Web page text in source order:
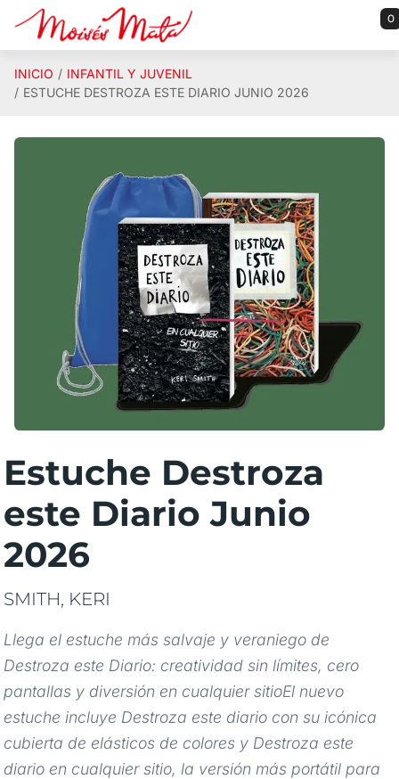
Saltar al contenido principal 0
INICIO
INFANTIL Y JUVENIL
ESTUCHE DESTROZA ESTE DIARIO JUNIO 2026
Estuche Destroza
este Diario Junio
2026
SMITH, KERI
Llega el estuche más salvaje y veraniego de
Destroza este Diario: creatividad sin límites, cero
pantallas y diversión en cualquier sitioEl nuevo
estuche incluye Destroza este diario con su icónica
cubierta de elásticos de colores y Destroza este
diario en cualquier sitio, la versión más portátil para